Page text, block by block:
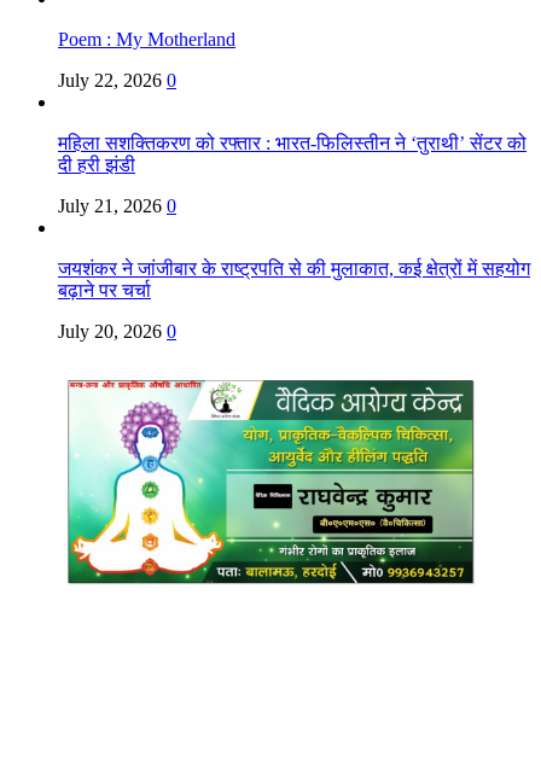
Poem : My Motherland
July 22, 2026 0
महिला सशक्तिकरण को रफ्तार : भारत-फिलिस्तीन ने ‘तुराथी’ सेंटर को
दी हरी झंडी
July 21, 2026 0
जयशंकर ने जांजीबार के राष्ट्रपति से की मुलाकात, कई क्षेत्रों में सहयोग
बढ़ाने पर चर्चा
July 20, 2026 0